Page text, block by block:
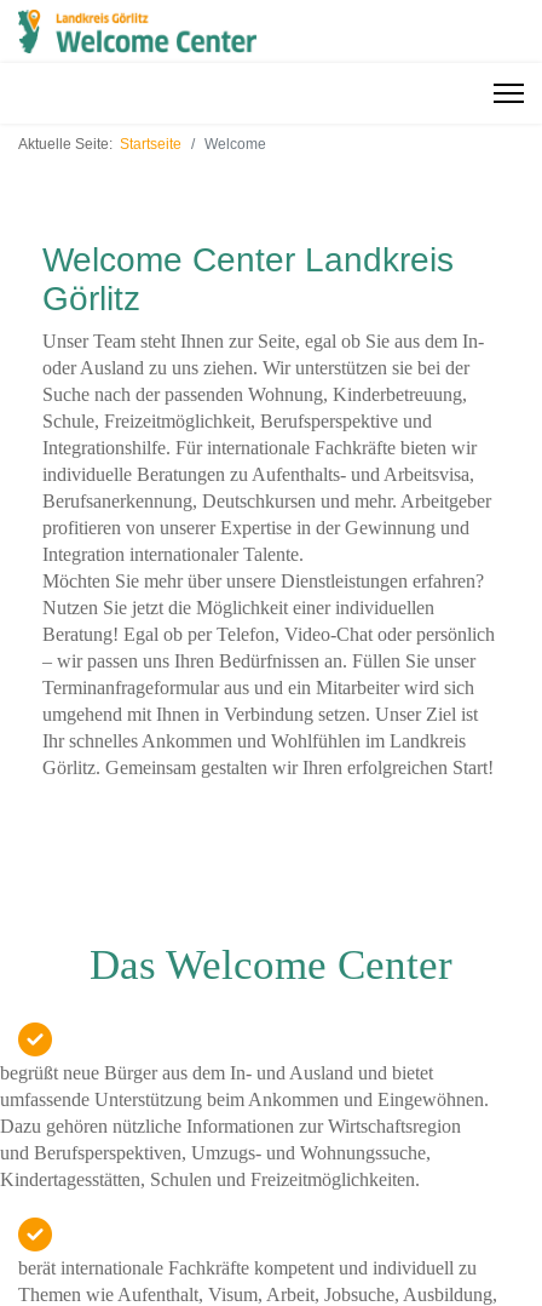
Aktuelle Seite: Startseite Welcome
Welcome Center Landkreis
Görlitz
Unser Team steht Ihnen zur Seite, egal ob Sie aus dem In-
oder Ausland zu uns ziehen. Wir unterstützen sie bei der
Suche nach der passenden Wohnung, Kinderbetreuung,
Schule, Freizeitmöglichkeit, Berufsperspektive und
Integrationshilfe. Für internationale Fachkräfte bieten wir
individuelle Beratungen zu Aufenthalts- und Arbeitsvisa,
Berufsanerkennung, Deutschkursen und mehr. Arbeitgeber
profitieren von unserer Expertise in der Gewinnung und
Integration internationaler Talente.
Möchten Sie mehr über unsere Dienstleistungen erfahren?
Nutzen Sie jetzt die Möglichkeit einer individuellen
Beratung! Egal ob per Telefon, Video-Chat oder persönlich
– wir passen uns Ihren Bedürfnissen an. Füllen Sie unser
Terminanfrageformular aus und ein Mitarbeiter wird sich
umgehend mit Ihnen in Verbindung setzen. Unser Ziel ist
Ihr schnelles Ankommen und Wohlfühlen im Landkreis
Görlitz. Gemeinsam gestalten wir Ihren erfolgreichen Start!
Das Welcome Center
begrüßt neue Bürger aus dem In- und Ausland und bietet
umfassende Unterstützung beim Ankommen und Eingewöhnen.
Dazu gehören nützliche Informationen zur Wirtschaftsregion
und Berufsperspektiven, Umzugs- und Wohnungssuche,
Kindertagesstätten, Schulen und Freizeitmöglichkeiten.
berät internationale Fachkräfte kompetent und individuell zu
Themen wie Aufenthalt, Visum, Arbeit, Jobsuche, Ausbildung,